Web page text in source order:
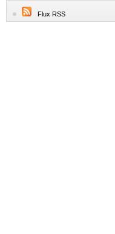
Flux RSS